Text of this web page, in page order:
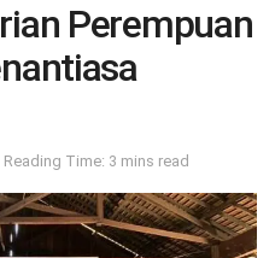
Perempuan
Reading Time: 3 mins read